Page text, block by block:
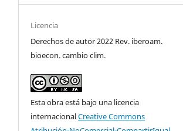
Licencia
Derechos de autor 2022 Rev. iberoam.
bioecon. cambio clim.
Esta obra está bajo una licencia
internacionalCreative Commons